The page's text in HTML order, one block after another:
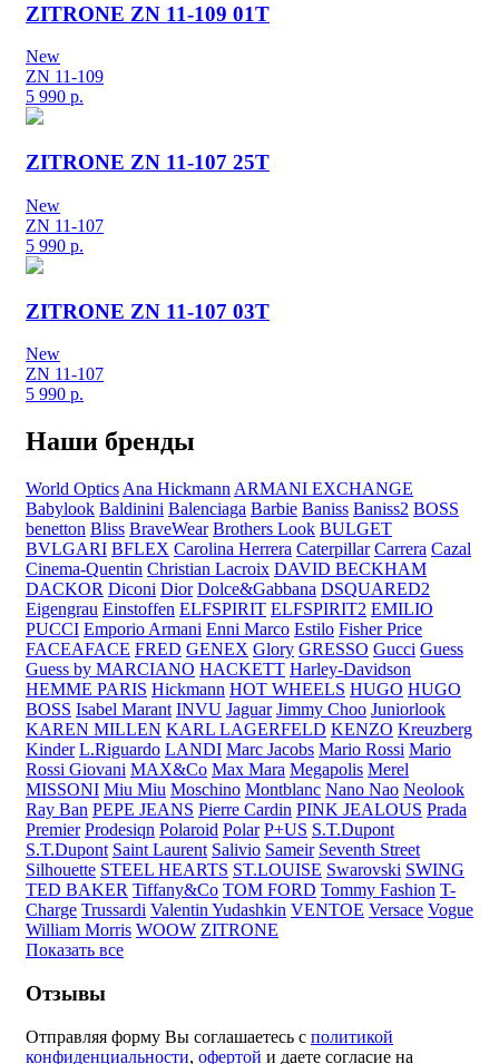
ZITRONE ZN 11-109 01T
New
ZN 11-109
5 990 р.
ZITRONE ZN 11-107 25T
New
ZN 11-107
5 990 р.
ZITRONE ZN 11-107 03T
New
ZN 11-107
5 990 р.
Наши бренды
World Optics Ana Hickmann ARMANI EXCHANGE
Babylook Baldinini Balenciaga Barbie Baniss Baniss2 BOSS
benetton Bliss BraveWear Brothers Look BULGET
BVLGARI BFLEX Carolina Herrera Caterpillar Carrera Cazal
Cinema-Quentin Christian Lacroix DAVID BECKHAM
DACKOR Diconi Dior Dolce&Gabbana DSQUARED2
Eigengrau Einstoffen ELFSPIRIT ELFSPIRIT2 EMILIO
PUCCI Emporio Armani Enni Marco Estilo Fisher Price
FACEAFACE FRED GENEX Glory GRESSO Gucci Guess
Guess by MARCIANO HACKETT Harley-Davidson
HEMME PARIS Hickmann HOT WHEELS HUGO HUGO
BOSS Isabel Marant INVU Jaguar Jimmy Choo Juniorlook
KAREN MILLEN KARL LAGERFELD KENZO Kreuzberg
Kinder L.Riguardo LANDI Marc Jacobs Mario Rossi Mario
Rossi Giovani MAX&Co Max Mara Megapolis Merel
MISSONI Miu Miu Moschino Montblanc Nano Nao Neolook
Ray Ban PEPE JEANS Pierre Cardin PINK JEALOUS Prada
Premier Prodesiqn Polaroid Polar P+US S.T.Dupont
S.T.Dupont Saint Laurent Salivio Sameir Seventh Street
Silhouette STEEL HEARTS ST.LOUISE Swarovski SWING
TED BAKER Tiffany&Co TOM FORD Tommy Fashion T-
Charge Trussardi Valentin Yudashkin VENTOE Versace Vogue
William Morris WOOW ZITRONE
Показать все
Отзывы
Отправляя форму Вы соглашаетесь с политикой
конфиденциальности, офертой и даете согласие на